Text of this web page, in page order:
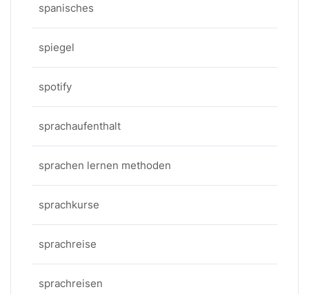
spanisches
spiegel
spotify
sprachaufenthalt
sprachen lernen methoden
sprachkurse
sprachreise
sprachreisen